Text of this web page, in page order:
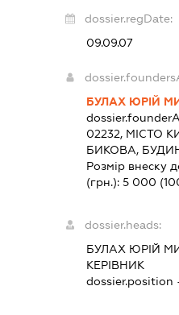
dossier.regDate:
09.09.07
БУЛАХ ЮРІЙ
02232, МІСТО
БИКОВА,
Розмір внеску
(грн.): 5 000
dossier.heads:
БУЛАХ ЮРІЙ
КЕРІВНИК
dossier.position